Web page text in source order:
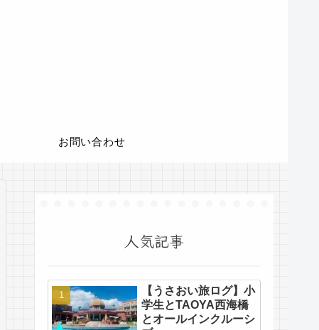
お問い合わせ
人気記事
【うさおい旅ログ】小
学生とTAOYA西海橋
とオールインクルーシ